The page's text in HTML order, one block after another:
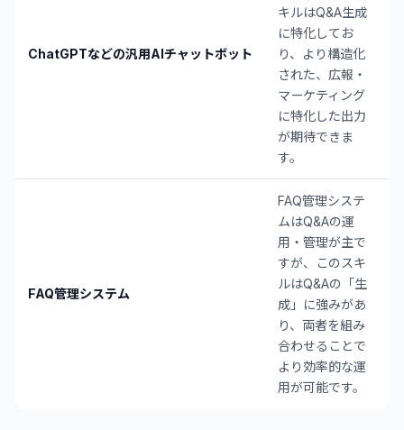
ChatGPTなどの汎用AIチャットボット
キルはQ&A生成
に特化してお
り、より構造化
された、広報・
マーケティング
に特化した出力
が期待できま
す。
FAQ管理システム
FAQ管理システ
ムはQ&Aの運
用・管理が主で
すが、このスキ
ルはQ&Aの「生
成」に強みがあ
り、両者を組み
合わせることで
より効率的な運
用が可能です。